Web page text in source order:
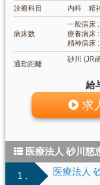
診療科目
内科 精
病床数
一般病床
療養病床
精神病床
通勤距離
砂川 (JR
給
求
医療法人 砂川慈
1 . 医療法人